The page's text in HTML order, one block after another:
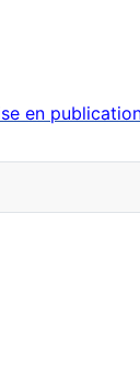
en